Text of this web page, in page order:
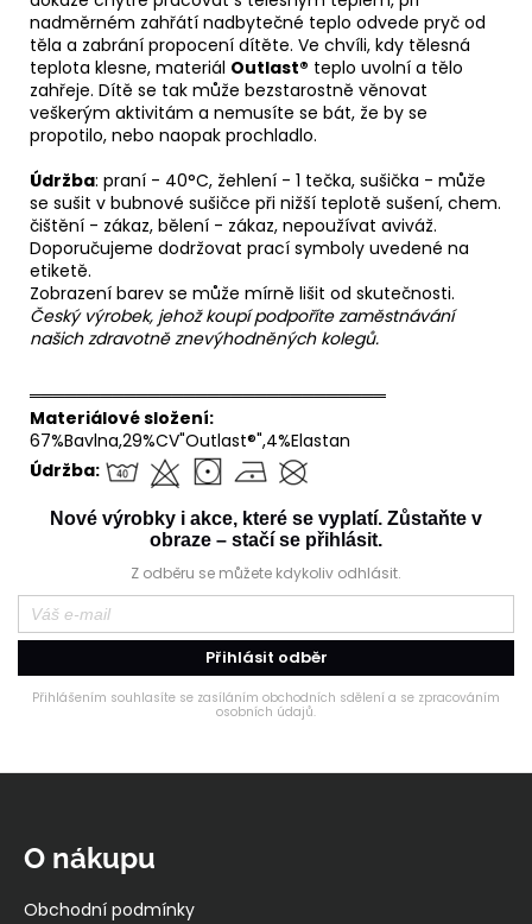
nadměrném zahřátí nadbytečné teplo odvede pryč od
těla a zabrání propocení dítěte. Ve chvíli, kdy tělesná
teplota klesne, materiál Outlast® teplo uvolní a tělo
zahřeje. Dítě se tak může bezstarostně věnovat
veškerým aktivitám a nemusíte se bát, že by se
propotilo, nebo naopak prochladlo.
Údržba: praní - 40°C, žehlení - 1 tečka, sušička - může
se sušit v bubnové sušičce při nižší teplotě sušení, chem.
čištění - zákaz, bělení - zákaz, nepoužívat aviváž.
Doporučujeme dodržovat prací symboly uvedené na
etiketě.
Zobrazení barev se může mírně lišit od skutečnosti.
Český výrobek, jehož koupí podpoříte zaměstnávání
našich zdravotně znevýhodněných kolegů.
══════════════════════════════
Materiálové složení:
67%Bavlna,29%CV"Outlast®",4%Elastan
Údržba:
Nové výrobky i akce, které se vyplatí. Zůstaňte v
obraze – stačí se přihlásit.
Z odběru se můžete kdykoliv odhlásit.
Přihlásit odběr
Přihlášením souhlasíte se zasíláním obchodních sdělení a se zpracováním
osobních údajů.
O nákupu
Obchodní podmínky